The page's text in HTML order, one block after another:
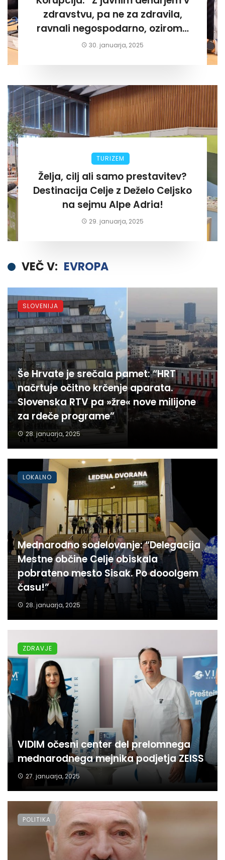
zdravstvu, pa ne za zdravila,
ravnali negospodarno, oziroma
za lastni žep. Tokrat na Žalskem«
30. januarja, 2025
TURIZEM
Želja, cilj ali samo prestavitev?
Destinacija Celje z Deželo Celjsko
na sejmu Alpe Adria!
29. januarja, 2025
VEČ V: EVROPA
Še Hrvate je srečala pamet: “HRT
načrtuje očitno krčenje aparata.
Slovenska RTV pa »žre« nove milijone
za rdeče programe”
28. januarja, 2025
SLOVENIJA
Mednarodno sodelovanje: “Delegacija
Mestne občine Celje obiskala
pobrateno mesto Sisak. Po dooolgem
času!”
28. januarja, 2025
LOKALNO
VIDIM očesni center del prelomnega
mednarodnega mejnika podjetja ZEISS
27. januarja, 2025
ZDRAVJE
POLITIKA